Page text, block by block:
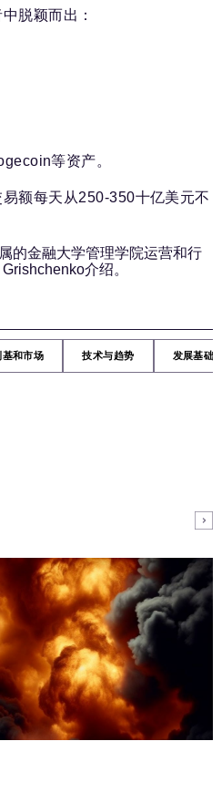
脱颖而出：
等资产。
额每天从250-350十亿美元不
的金融大学管理学院运营和行
介绍。
基和市场 技术与趋势 发展基础